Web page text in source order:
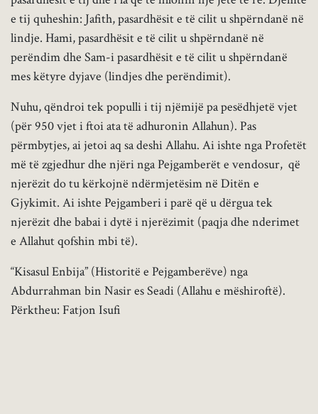
e tij quheshin: Jafith, pasardhësit e të cilit u shpërndanë në
lindje. Hami, pasardhësit e të cilit u shpërndanë në
perëndim dhe Sam-i pasardhësit e të cilit u shpërndanë
mes këtyre dyjave (lindjes dhe perëndimit).
Nuhu, qëndroi tek populli i tij njëmijë pa pesëdhjetë vjet
(për 950 vjet i ftoi ata të adhuronin Allahun). Pas
përmbytjes, ai jetoi aq sa deshi Allahu. Ai ishte nga Profetët
më të zgjedhur dhe njëri nga Pejgamberët e vendosur, që
njerëzit do tu kërkojnë ndërmjetësim në Ditën e
Gjykimit. Ai ishte Pejgamberi i parë që u dërgua tek
njerëzit dhe babai i dytë i njerëzimit (paqja dhe nderimet
e Allahut qofshin mbi të).
“Kisasul Enbija” (Historitë e Pejgamberëve) nga
Abdurrahman bin Nasir es Seadi (Allahu e mëshiroftë).
Përktheu: Fatjon Isufi